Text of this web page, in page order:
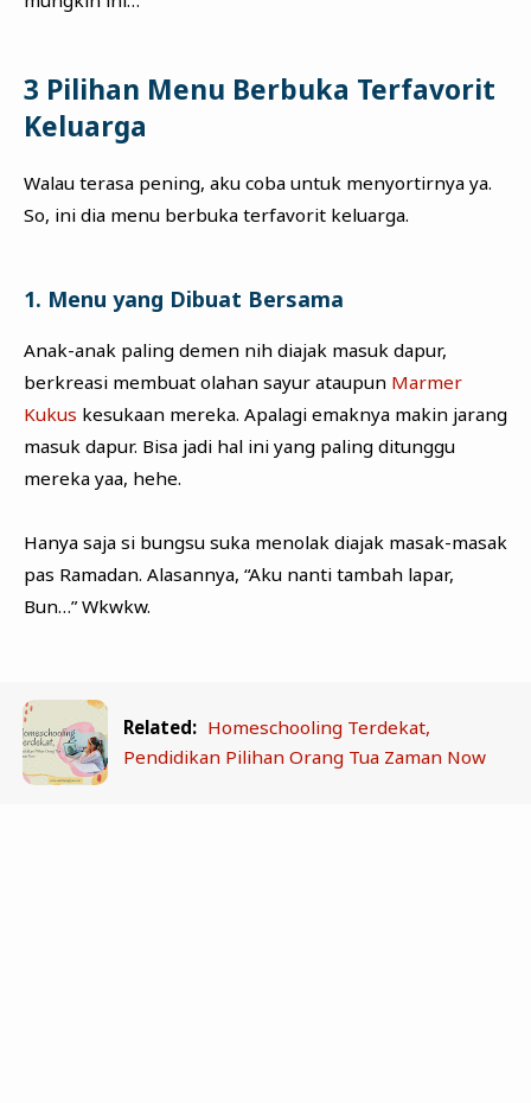
3 Pilihan Menu Berbuka Terfavorit
Keluarga
Walau terasa pening, aku coba untuk menyortirnya ya.
So, ini dia menu berbuka terfavorit keluarga.
1. Menu yang Dibuat Bersama
Anak-anak paling demen nih diajak masuk dapur,
berkreasi membuat olahan sayur ataupun Marmer
Kukus kesukaan mereka. Apalagi emaknya makin jarang
masuk dapur. Bisa jadi hal ini yang paling ditunggu
mereka yaa, hehe.
Hanya saja si bungsu suka menolak diajak masak-masak
pas Ramadan. Alasannya, “Aku nanti tambah lapar,
Bun…” Wkwkw.
Related: Homeschooling Terdekat,
Pendidikan Pilihan Orang Tua Zaman Now